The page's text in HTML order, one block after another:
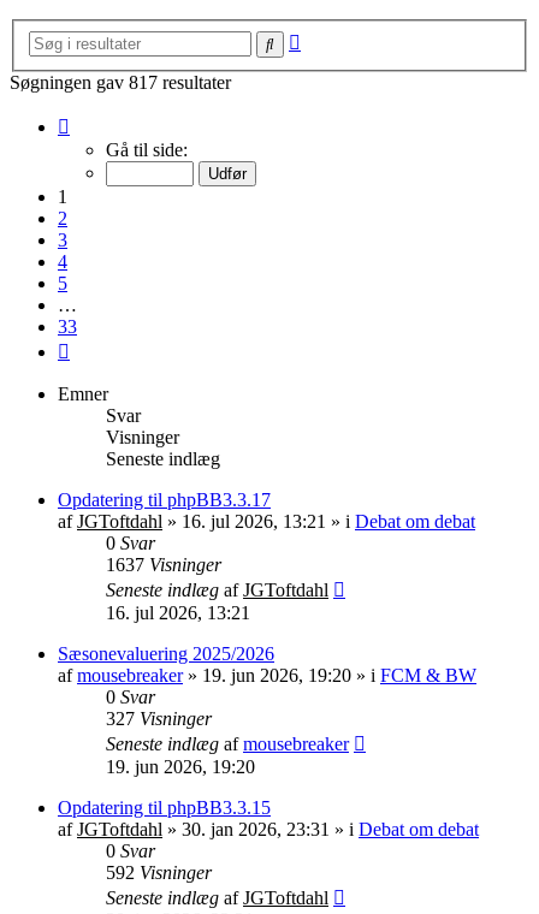
Søg
Søgningen gav 817 resultater
Gå til side:
1
2
3
4
5
…
33
Emner
Svar
Visninger
Seneste indlæg
Opdatering til phpBB3.3.17
afJGToftdahl » 16. jul 2026, 13:21 » i Debat om debat
0 Svar
1637 Visninger
Seneste indlæg afJGToftdahl
16. jul 2026, 13:21
Sæsonevaluering 2025/2026
afmousebreaker» 19. jun 2026, 19:20 » i FCM & BW
0 Svar
327 Visninger
Seneste indlæg afmousebreaker
19. jun 2026, 19:20
Opdatering til phpBB3.3.15
afJGToftdahl » 30. jan 2026, 23:31 » i Debat om debat
0 Svar
592 Visninger
Seneste indlæg afJGToftdahl